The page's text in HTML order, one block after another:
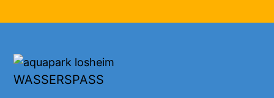
WASSERSPASS